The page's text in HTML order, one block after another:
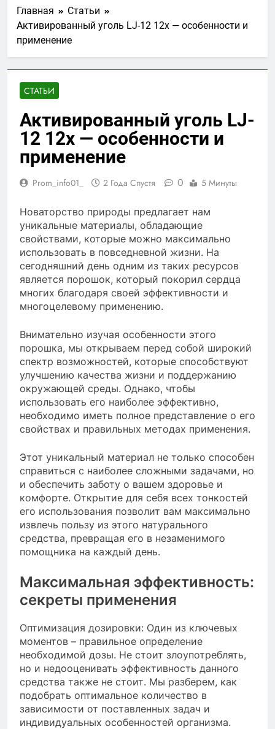
Главная
Статьи
Активированный уголь LJ-12 12x — особенности и
применение
СТАТЬИ
Активированный уголь LJ-
12 12x — особенности и
применение
Prom_info01_ 2 Года Спустя 0 5 Минуты
Новаторство природы предлагает нам
уникальные материалы, обладающие
свойствами, которые можно максимально
использовать в повседневной жизни. На
сегодняшний день одним из таких ресурсов
является порошок, который покорил сердца
многих благодаря своей эффективности и
многоцелевому применению.
Внимательно изучая особенности этого
порошка, мы открываем перед собой широкий
спектр возможностей, которые способствуют
улучшению качества жизни и поддержанию
окружающей среды. Однако, чтобы
использовать его наиболее эффективно,
необходимо иметь полное представление о его
свойствах и правильных методах применения.
Этот уникальный материал не только способен
справиться с наиболее сложными задачами, но
и обеспечить заботу о вашем здоровье и
комфорте. Открытие для себя всех тонкостей
его использования позволит вам максимально
извлечь пользу из этого натурального
средства, превращая его в незаменимого
помощника на каждый день.
Максимальная эффективность:
секреты применения
Оптимизация дозировки: Один из ключевых
моментов – правильное определение
необходимой дозы. Не стоит злоупотреблять,
но и недооценивать эффективность данного
средства также не стоит. Мы разберем, как
подобрать оптимальное количество в
зависимости от поставленных задач и
индивидуальных особенностей организма.